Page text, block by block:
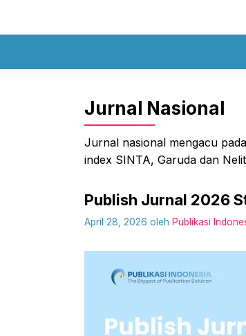
Jurnal Nasional
Jurnal nasional mengacu pada
index SINTA, Garuda dan
Publish Jurnal 2026
April 28, 2026 oleh Publikasi